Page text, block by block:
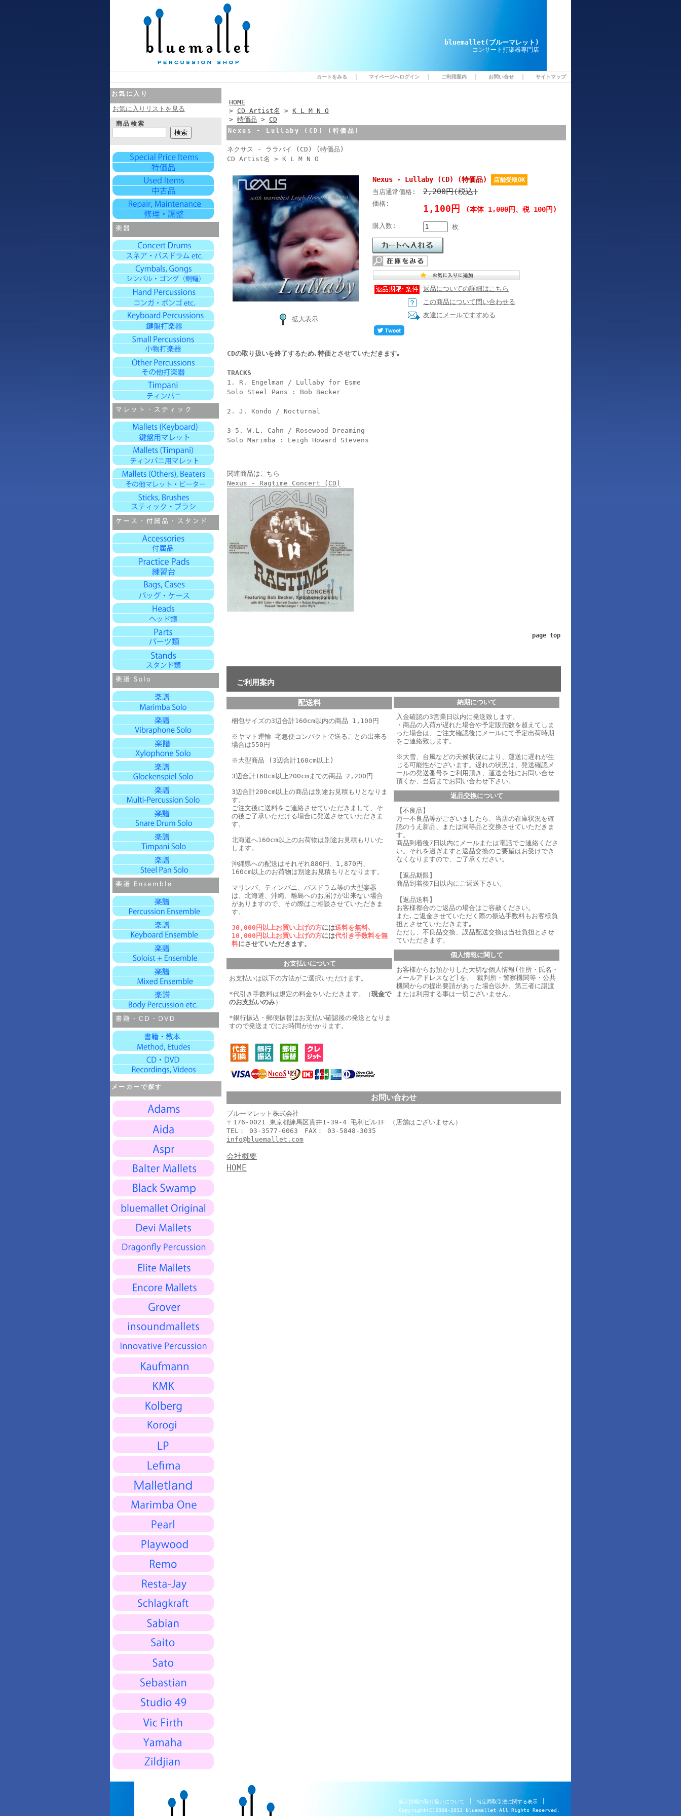
bluemallet(ブルーマレット)
コンサート打楽器専門店
カートをみる マイページへログイン ご利用案内 お問い合せ サイトマップ
お気に入り
お気に入りリストを見る
商品検索
メーカーで探す
HOME
> CD Artist名 > K L M N O
> 特価品 > CD
Nexus - Lullaby (CD) (特価品)
ネクサス - ララバイ (CD) (特価品)
CD Artist名 > K L M N O
拡大表示
Nexus - Lullaby (CD) (特価品) 店舗受取OK
当店通常価格: 2,200円(税込)
価格: 1,100円 (本体 1,000円、税 100円)
購入数: 枚
返品についての詳細はこちら
この商品について問い合わせる
友達にメールですすめる
CDの取り扱いを終了するため､特価とさせていただきます｡
TRACKS
1. R. Engelman / Lullaby for Esme
Solo Steel Pans : Bob Becker
2. J. Kondo / Nocturnal
3-5. W.L. Cahn / Rosewood Dreaming
Solo Marimba : Leigh Howard Stevens
関連商品はこちら
Nexus - Ragtime Concert (CD)
page top
ご利用案内
配送料
梱包サイズの3辺合計160cm以内の商品 1,100円
※ヤマト運輸 宅急便コンパクトで送ることの出来る
場合は550円
※大型商品 (3辺合計160cm以上)
3辺合計160cm以上200cmまでの商品 2,200円
3辺合計200cm以上の商品は別途お見積もりとなりま
す。
ご注文後に送料をご連絡させていただきまして、そ
の後ご了承いただける場合に発送させていただきま
す。
北海道へ160cm以上のお荷物は別途お見積もりいた
します。
沖縄県への配送はそれぞれ880円、1,870円、
160cm以上のお荷物は別途お見積もりとなります。
マリンバ、ティンパニ、バスドラム等の大型楽器
は、北海道、沖縄、離島へのお届けが出来ない場合
がありますので、その際はご相談させていただきま
す。
30,000円以上お買い上げの方には送料を無料､
10,000円以上お買い上げの方には代引き手数料を無
料にさせていただきます。
お支払いについて
お支払いは以下の方法がご選択いただけます。
*代引き手数料は規定の料金をいただきます。 （現金で
のお支払いのみ）
*銀行振込・郵便振替はお支払い確認後の発送となりま
すので発送までにお時間がかかります。
納期について
入金確認の3営業日以内に発送致します。
・商品の入荷が遅れた場合や予定販売数を超えてしま
った場合は、 ご注文確認後にメールにて予定出荷時期
をご連絡致します。
※大雪、台風などの天候状況により、運送に遅れが生
じる可能性がございます。遅れの状況は、発送確認メ
ールの発送番号をご利用頂き、運送会社にお問い合せ
頂くか、当店までお問い合わせ下さい。
返品交換について
【不良品】
万一不良品等がございましたら、当店の在庫状況を確
認のうえ新品、または同等品と交換させていただきま
す。
商品到着後7日以内にメールまたは電話でご連絡くださ
い。それを過ぎますと返品交換のご要望はお受けでき
なくなりますので、ご了承ください。
【返品期限】
商品到着後7日以内にご返送下さい。
【返品送料】
お客様都合のご返品の場合はご容赦ください。
また､ご返金させていただく際の振込手数料もお客様負
担とさせていただきます｡
ただし、不良品交換、誤品配送交換は当社負担とさせ
ていただきます。
個人情報に関して
お客様からお預かりした大切な個人情報(住所・氏名・
メールアドレスなど)を、 裁判所・警察機関等・公共
機関からの提出要請があった場合以外、第三者に譲渡
または利用する事は一切ございません。
お問い合わせ
ブルーマレット株式会社
〒176-0021 東京都練馬区貫井1-39-4 毛利ビル1F （店舗はございません）
TEL： 03-3577-6063 FAX： 03-5848-3035
info@bluemallet.com
会社概要
HOME
個人情報の取り扱いについて 特定商取引法に関する表示
Copyright(C)2008-2013 bluemallet All Rights Reserved.